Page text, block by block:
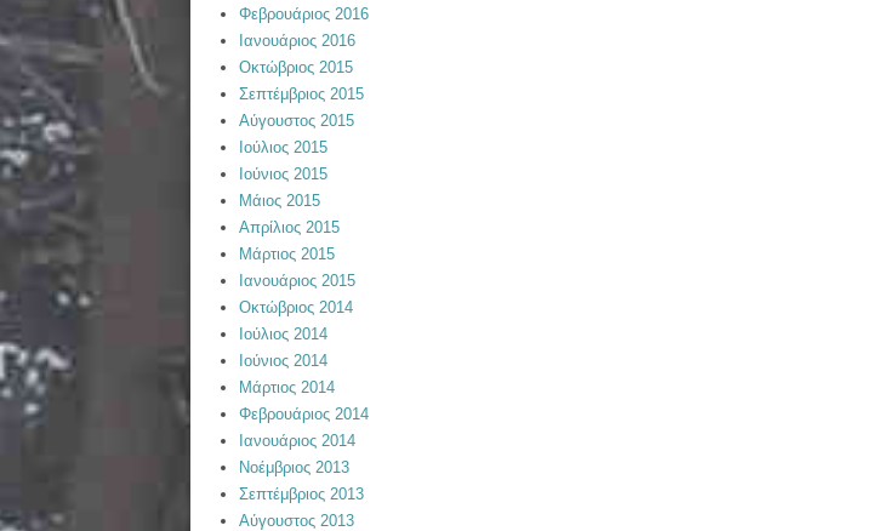
Φεβρουάριος 2016
Ιανουάριος 2016
Οκτώβριος 2015
Σεπτέμβριος 2015
Αύγουστος 2015
Ιούλιος 2015
Ιούνιος 2015
Μάιος 2015
Απρίλιος 2015
Μάρτιος 2015
Ιανουάριος 2015
Οκτώβριος 2014
Ιούλιος 2014
Ιούνιος 2014
Μάρτιος 2014
Φεβρουάριος 2014
Ιανουάριος 2014
Νοέμβριος 2013
Σεπτέμβριος 2013
Αύγουστος 2013